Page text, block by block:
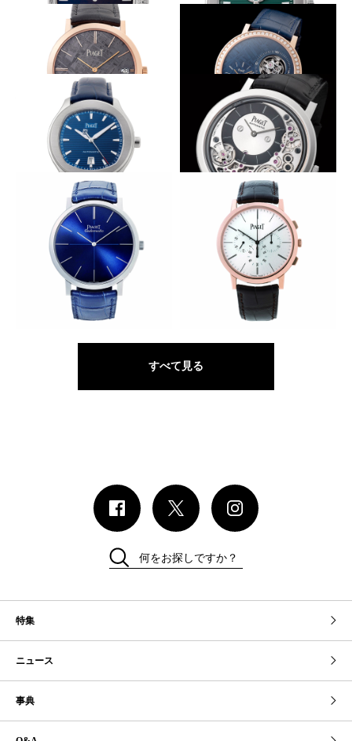
シリーズ初バゲット
アルティプラノ
緑に映える横ストライプ
ピアジェ ポロ
極薄メテオライト
アルティプラノ
リズミカルな斜めオフセット
PIAGET
アルティプラノ
オールブルーの「S」
ピアジェ ポロ S
表に部品を露わにし究極の薄さに
「アルティプラノ アルティメ
ート・オートマティック」
スリムな十字が浮かぶ懐かしの意匠
アルティプラノ
アルティプラノのミニマルを継承
ピアジェ アルティプラノ クロ
すべて見る
特集
ニュース
事典
何をお探しですか？